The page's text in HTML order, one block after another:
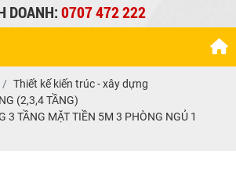
DOANH:0707 472 222
Thiết kế kiến trúc - xây dựng
(2,3,4 TẦNG)
3 TẦNG MẶT TIỀN 5M 3 PHÒNG NGỦ 1